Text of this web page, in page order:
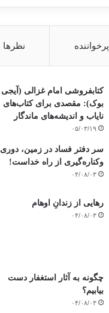
پرخواننده نظرها
کتابفروشی امام غزالی (آیجی
بوک): مقصدی برای کتاب‌های
نایاب و اندیشه‌های ماندگار
۰۵/۰۳/۱۹
سر دفتر فساد در زمین‌، دوری
وکناره‌گیری از راه خداست‌!
۰۴/۰۸/۰۳
رهایی از زندانِ اوهام
۰۴/۰۸/۰۳
چگونه به آثار استغفار دست
بیابیم؟
۰۴/۰۸/۰۳